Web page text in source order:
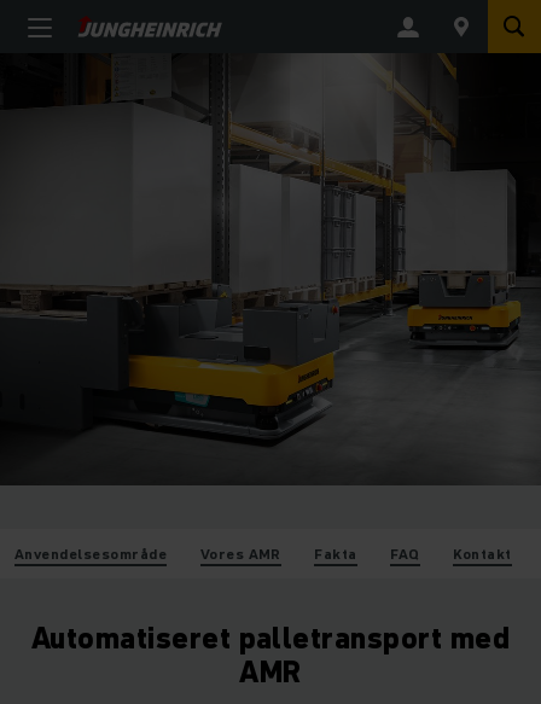
Anvendelsesområde Vores AMR Fakta FAQ Kontakt
Automatiseret palletransport med
AMR